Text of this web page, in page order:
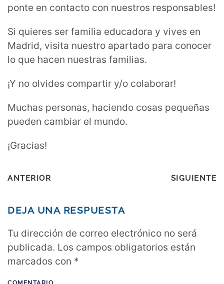
ponte en contacto con nuestros responsables!
Si quieres ser familia educadora y vives en
Madrid, visita nuestro apartado para conocer
lo que hacen nuestras familias.
¡Y no olvides compartir y/o colaborar!
Muchas personas, haciendo cosas pequeñas
pueden cambiar el mundo.
¡Gracias!
ANTERIOR SIGUIENTE
DEJA UNA RESPUESTA
Tu dirección de correo electrónico no será
publicada. Los campos obligatorios están
marcados con *